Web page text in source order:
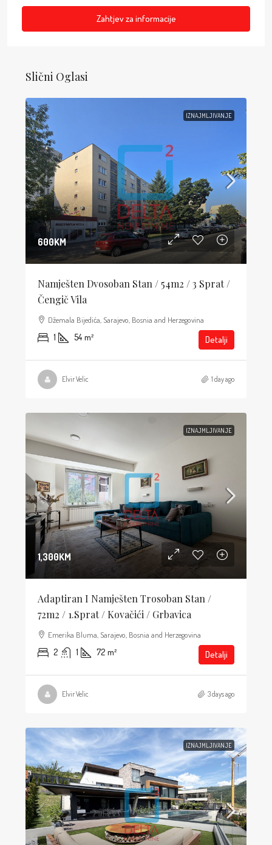
Zahtjev za informacije
Slični Oglasi
IZNAJMLJIVANJE
600KM
Namješten Dvosoban Stan / 54m2 / 3 Sprat /
Čengič Vila
Džemala Bijedića, Sarajevo, Bosnia and Herzegovina
1 54 m² Detalji
Elvir Velic 1 day ago
IZNAJMLJIVANJE
1,300KM
Adaptiran I Namješten Trosoban Stan /
72m2 / 1.sprat / Kovačići / Grbavica
Emerika Bluma, Sarajevo, Bosnia and Herzegovina
2 1 72 m² Detalji
Elvir Velic 3 days ago
IZNAJMLJIVANJE